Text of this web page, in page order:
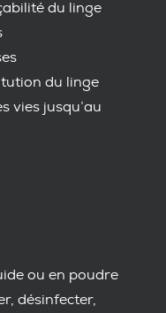
du linge
du linge
vies jusqu’au
ou en poudre
désinfecter,